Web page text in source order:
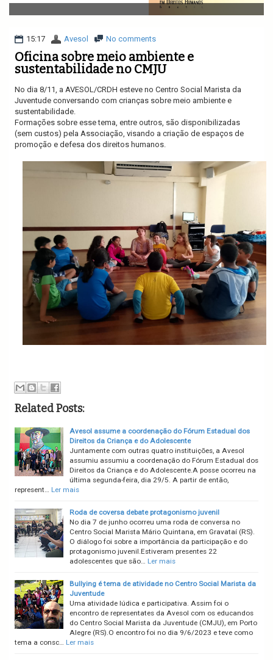
v
i
a
i
o
15:17 Avesol No comments
Oficina sobre meio ambiente e
sustentabilidade no CMJU
No dia 8/11, a AVESOL/CRDH esteve no Centro Social Marista da
Juventude conversando com crianças sobre meio ambiente e
sustentabilidade.
Formações sobre esse tema, entre outros, são disponibilizadas
(sem custos) pela Associação, visando a criação de espaços de
promoção e defesa dos direitos humanos.
Related Posts:
Avesol assume a coordenação do Fórum Estadual dos
Direitos da Criança e do Adolescente
Juntamente com outras quatro instituições, a Avesol
assumiu assumiu a coordenação do Fórum Estadual dos
Direitos da Criança e do Adolescente.A posse ocorreu na
última segunda-feira, dia 29/5. A partir de então,
represent… Ler mais
Roda de coversa debate protagonismo juvenil
No dia 7 de junho ocorreu uma roda de conversa no
Centro Social Marista Mário Quintana, em Gravataí (RS).
O diálogo foi sobre a importância da participação e do
protagonismo juvenil.Estiveram presentes 22
adolescentes que são… Ler mais
Bullying é tema de atividade no Centro Social Marista da
Juventude
Uma atividade lúdica e participativa. Assim foi o
encontro de representates da Avesol com os educandos
do Centro Social Marista da Juventude (CMJU), em Porto
Alegre (RS).O encontro foi no dia 9/6/2023 e teve como
tema a consc… Ler mais